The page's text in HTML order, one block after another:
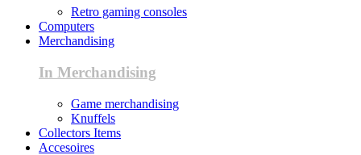
Retro gaming consoles
Computers
Merchandising
In Merchandising
Game merchandising
Knuffels
Collectors Items
Accesoires